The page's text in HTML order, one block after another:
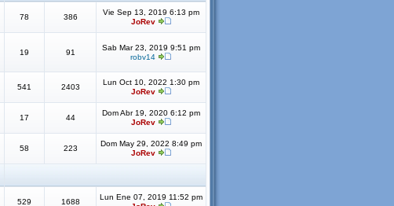
78 386
Vie Sep 13, 2019 6:13 pm
JoRev
19 91
Sab Mar 23, 2019 9:51 pm
robv14
541 2403
Lun Oct 10, 2022 1:30 pm
JoRev
17 44
Dom Abr 19, 2020 6:12 pm
JoRev
58 223
Dom May 29, 2022 8:49 pm
JoRev
529 1688
Lun Ene 07, 2019 11:52 pm